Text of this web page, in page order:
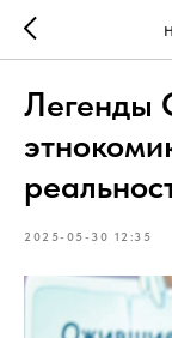
Легенды
2025-05-30 12:35